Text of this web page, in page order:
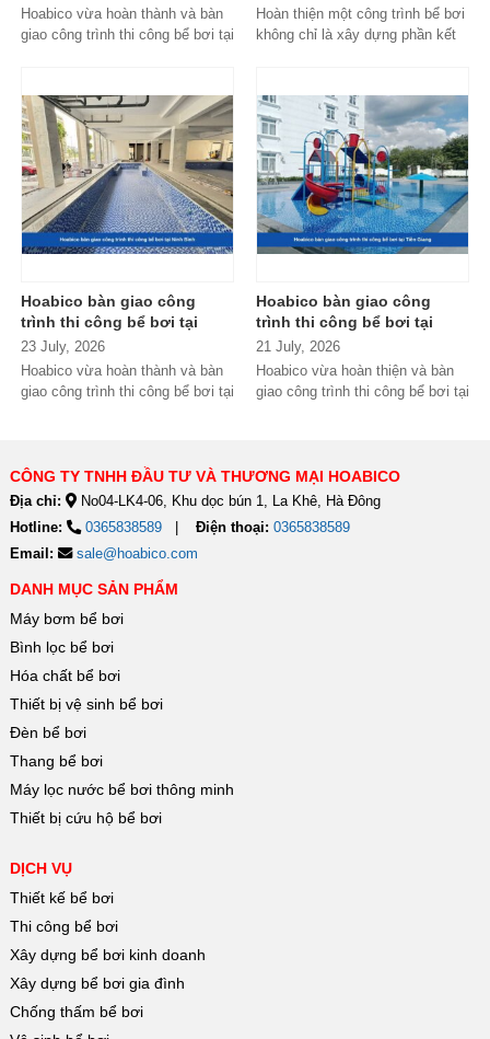
Hoabico vừa hoàn thành và bàn
giao công trình thi công bể bơi tại
Hoàn thiện một công trình bể bơi
không chỉ là xây dựng phần kết
Hoabico bàn giao công
trình thi công bể bơi tại
Ninh Bình
23 July, 2026
Hoabico vừa hoàn thành và bàn
giao công trình thi công bể bơi tại
Hoabico bàn giao công
trình thi công bể bơi tại
Tiền Giang
21 July, 2026
Hoabico vừa hoàn thiện và bàn
giao công trình thi công bể bơi tại
CÔNG TY TNHH ĐẦU TƯ VÀ THƯƠNG MẠI HOABICO
Địa chỉ:
No04-LK4-06, Khu dọc bún 1, La Khê, Hà Đông
Hotline:
0365838589 Điện thoại: 0365838589
Email:
sale@hoabico.com
DANH MỤC SẢN PHẨM
Máy bơm bể bơi
Bình lọc bể bơi
Hóa chất bể bơi
Thiết bị vệ sinh bể bơi
Đèn bể bơi
Thang bể bơi
Máy lọc nước bể bơi thông minh
Thiết bị cứu hộ bể bơi
DỊCH VỤ
Thiết kế bể bơi
Thi công bể bơi
Xây dựng bể bơi kinh doanh
Xây dựng bể bơi gia đình
Chống thấm bể bơi